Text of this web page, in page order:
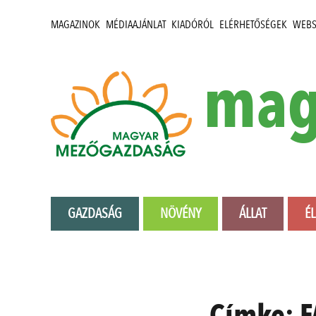
MAGAZINOK MÉDIAAJÁNLAT KIADÓRÓL ELÉRHETŐSÉGEK
GAZDASÁG NÖVÉNY ÁLLAT